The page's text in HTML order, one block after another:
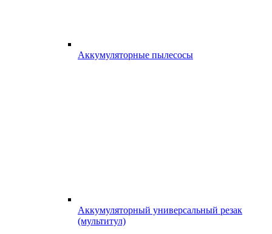
Аккумуляторные пылесосы
Аккумуляторный универсальный резак
(мультитул)